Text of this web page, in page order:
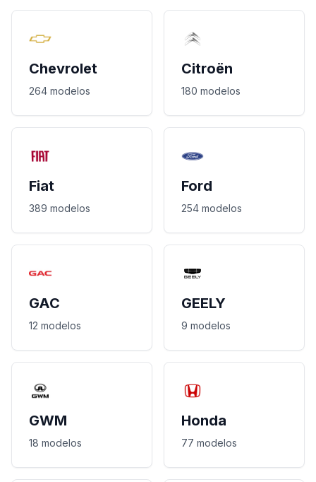
Chevrolet
264 modelos
Citroën
180 modelos
Fiat
389 modelos
Ford
254 modelos
GAC
12 modelos
GEELY
9 modelos
GWM
18 modelos
Honda
77 modelos